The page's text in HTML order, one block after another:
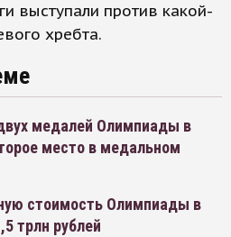
выступали против какой-
хребта.
медалей Олимпиады в
место в медальном
стоимость Олимпиады в
трлн рублей